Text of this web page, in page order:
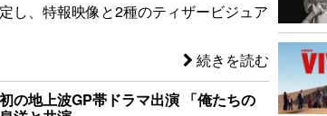
し、特報映像と2種のティザービジュア
続きを読む
の地上波GP帯ドラマ出演 「俺たちの